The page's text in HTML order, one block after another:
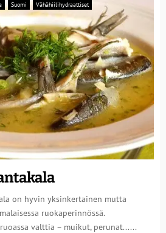
Suomi Vähähiilihydraattiset
on hyvin yksinkertainen mutta
ruokaperinnössä.
valttia – muikut, perunat......